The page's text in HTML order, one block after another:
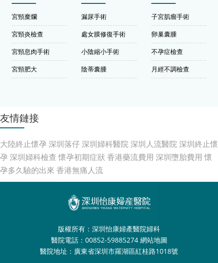
宮頸糜爛
宮頸炎檢查
宮頸息肉手術
宮頸肥大
漏尿手術
處女膜修復手術
小陰縮小手術
陰蒂囊腫
子宮肌瘤手術
卵巢囊腫
不孕症檢查
月經不調檢查
友情鏈接
大陸終止懷孕 深圳落仔深圳婦科醫院深圳人流醫院深圳終止懷
孕 深圳婦科檢查 懷孕初期症狀 香港藥流費用 深圳墮胎費用 懷
孕多久驗的出來 香港無痛人流
版權所有：深圳怡康婦產醫院婦科
醫院電話：00852-59885274 網站地圖
醫院地址：廣東省深圳市羅湖區紅桂路1018號